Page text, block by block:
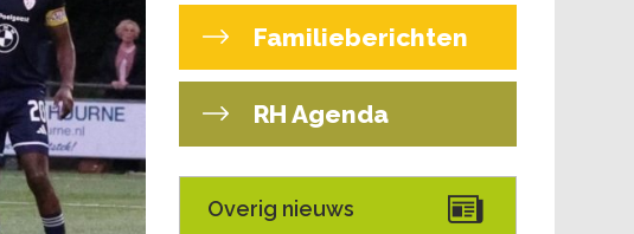
Familieberichten
RH Agenda
Overig nieuws